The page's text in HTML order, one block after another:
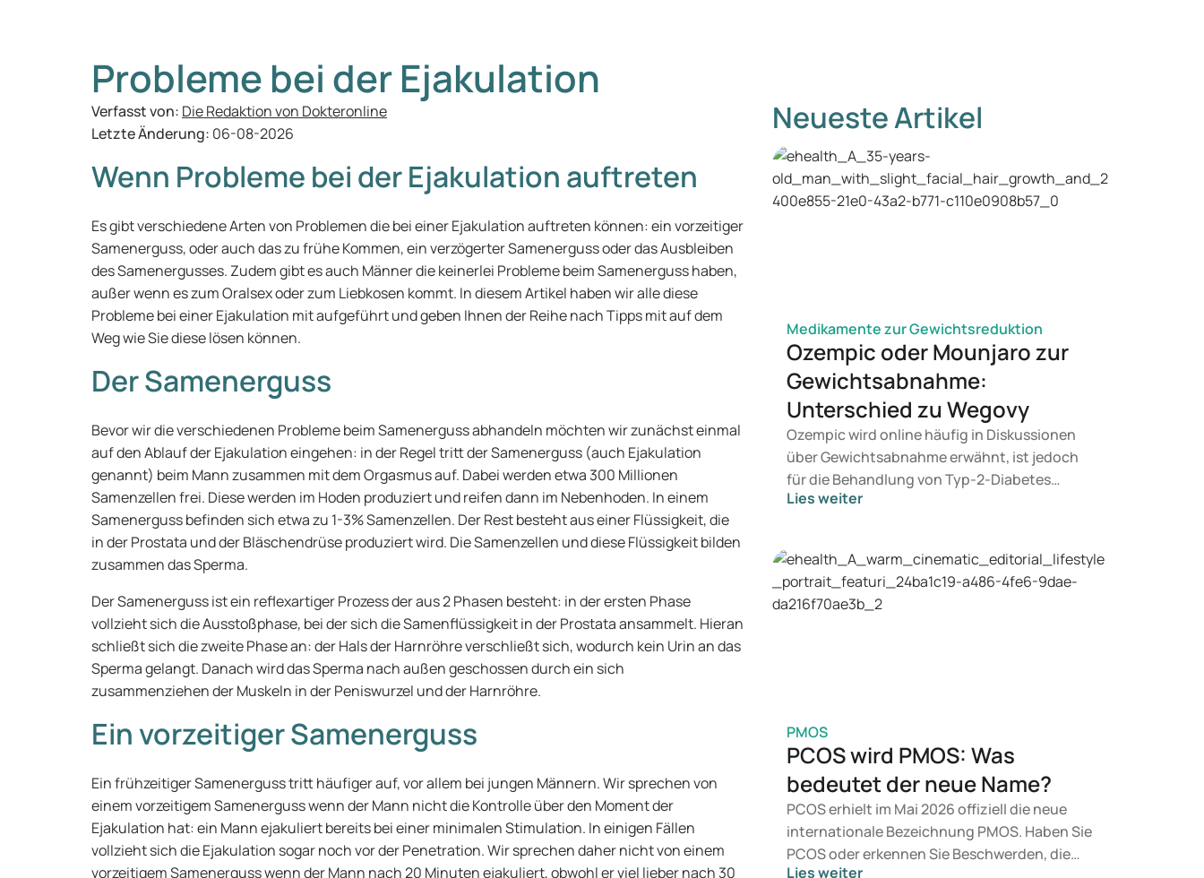
Probleme bei der Ejakulation
Verfasst von: Die Redaktion von Dokteronline
Letzte Änderung: 06-08-2026
Wenn Probleme bei der Ejakulation auftreten
Es gibt verschiedene Arten von Problemen die bei einer Ejakulation auftreten können: ein vorzeitiger
Samenerguss, oder auch das zu frühe Kommen, ein verzögerter Samenerguss oder das Ausbleiben
des Samenergusses. Zudem gibt es auch Männer die keinerlei Probleme beim Samenerguss haben,
außer wenn es zum Oralsex oder zum Liebkosen kommt. In diesem Artikel haben wir alle diese
Probleme bei einer Ejakulation mit aufgeführt und geben Ihnen der Reihe nach Tipps mit auf dem
Weg wie Sie diese lösen können.
Der Samenerguss
Bevor wir die verschiedenen Probleme beim Samenerguss abhandeln möchten wir zunächst einmal
auf den Ablauf der Ejakulation eingehen: in der Regel tritt der Samenerguss (auch Ejakulation
genannt) beim Mann zusammen mit dem Orgasmus auf. Dabei werden etwa 300 Millionen
Samenzellen frei. Diese werden im Hoden produziert und reifen dann im Nebenhoden. In einem
Samenerguss befinden sich etwa zu 1-3% Samenzellen. Der Rest besteht aus einer Flüssigkeit, die
in der Prostata und der Bläschendrüse produziert wird. Die Samenzellen und diese Flüssigkeit bilden
zusammen das Sperma.
Der Samenerguss ist ein reflexartiger Prozess der aus 2 Phasen besteht: in der ersten Phase
vollzieht sich die Ausstoßphase, bei der sich die Samenflüssigkeit in der Prostata ansammelt. Hieran
schließt sich die zweite Phase an: der Hals der Harnröhre verschließt sich, wodurch kein Urin an das
Sperma gelangt. Danach wird das Sperma nach außen geschossen durch ein sich
zusammenziehen der Muskeln in der Peniswurzel und der Harnröhre.
Ein vorzeitiger Samenerguss
Ein frühzeitiger Samenerguss tritt häufiger auf, vor allem bei jungen Männern. Wir sprechen von
einem vorzeitigem Samenerguss wenn der Mann nicht die Kontrolle über den Moment der
Ejakulation hat: ein Mann ejakuliert bereits bei einer minimalen Stimulation. In einigen Fällen
vollzieht sich die Ejakulation sogar noch vor der Penetration. Wir sprechen daher nicht von einem
vorzeitigem Samenerguss wenn der Mann nach 20 Minuten ejakuliert, obwohl er viel lieber nach 30
Neueste Artikel
Medikamente zur Gewichtsreduktion
Ozempic oder Mounjaro zur
Gewichtsabnahme:
Unterschied zu Wegovy
Ozempic wird online häufig in Diskussionen
über Gewichtsabnahme erwähnt, ist jedoch
für die Behandlung von Typ-2-Diabetes
vorgesehen. Wenn Sie eine Therapie zur
Betracht. Welche Behandlung für Sie geeignet
ist, entscheidet ein Arzt auf Grundlage Ihrer
Gesundheit, Ihres BMI und Ihres
Lies weiter
PMOS
PCOS wird PMOS: Was
bedeutet der neue Name?
PCOS erhielt im Mai 2026 offiziell die neue
internationale Bezeichnung PMOS. Haben Sie
PCOS oder erkennen Sie Beschwerden, die
Lies weiter